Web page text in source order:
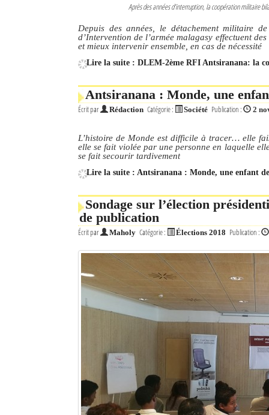
Après des années d’interruption, la coopération militaire
Depuis des années, le détachement militaire
d’Intervention de l’armée malagasy effectuent
et mieux intervenir ensemble, en cas de nécessité
Lire la suite : DLEM-2ème RFI Antsiranana: la
Antsiranana : Monde, une
Écrit par Rédaction Catégorie : Société Publication : 2
L’histoire de Monde est difficile à tracer… elle
elle se fait violée par une personne en laquelle
se fait secourir tardivement
Lire la suite : Antsiranana : Monde, une enfant de
Sondage sur l’élection
de publication
Écrit par Maholy Catégorie : Élections 2018 Publication :